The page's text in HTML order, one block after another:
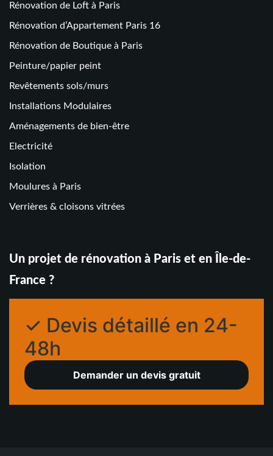
Rénovation de Loft à Paris
Rénovation d’Appartement Paris 16
Rénovation de Boutique à Paris
Peinture/papier peint
Revêtements sols/murs
Installations Modulaires
Aménagements de bien-être
Electricité
Isolation
Moulures à Paris
Verrières & cloisons vitrées
Un projet de rénovation à Paris et en Île-de-
France ?
✓ Devis détaillé en 24-
48h
Demander un devis gratuit